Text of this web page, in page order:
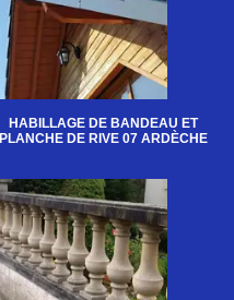
HABILLAGE DE BANDEAU ET
PLANCHE DE RIVE 07 ARDÈCHE